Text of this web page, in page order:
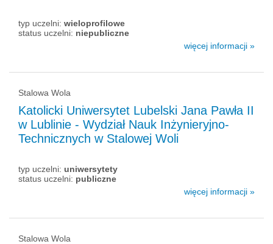
typ uczelni: wieloprofilowe
status uczelni: niepubliczne
więcej informacji »
Stalowa Wola
Katolicki Uniwersytet Lubelski Jana Pawła II
w Lublinie - Wydział Nauk Inżynieryjno-
Technicznych w Stalowej Woli
typ uczelni: uniwersytety
status uczelni: publiczne
więcej informacji »
Stalowa Wola